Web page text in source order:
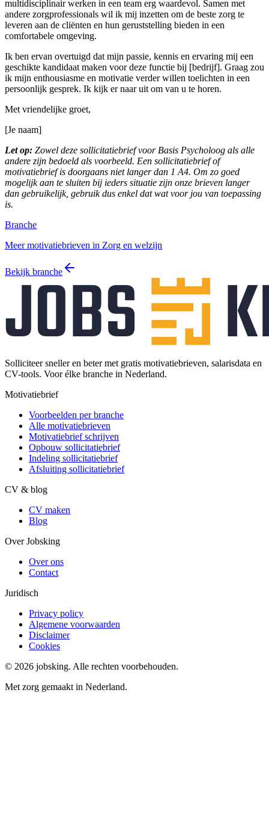
multidisciplinair werken in een team erg waardevol. Samen met
andere zorgprofessionals wil ik mij inzetten om de beste zorg te
leveren aan de cliënten en hun geruststelling bieden in een
comfortabele omgeving.
Ik ben ervan overtuigd dat mijn passie, kennis en ervaring mij een
geschikte kandidaat maken voor deze functie bij [bedrijf]. Graag zou
ik mijn enthousiasme en motivatie verder willen toelichten in een
persoonlijk gesprek. Ik kijk er naar uit om van u te horen.
Met vriendelijke groet,
[Je naam]
Let op: Zowel deze sollicitatiebrief voor Basis Psycholoog als alle
andere zijn bedoeld als voorbeeld. Een sollicitatiebrief of
motivatiebrief is doorgaans niet langer dan 1 A4. Om zo goed
mogelijk aan te sluiten bij ieders situatie zijn onze brieven langer
dan gebruikelijk, gebruik dus enkel dat wat voor jou van toepassing
is.
Branche
Meer motivatiebrieven in Zorg en welzijn
Bekijk branche
Solliciteer sneller en beter met gratis motivatiebrieven, salarisdata en
CV-tools. Voor élke branche in Nederland.
Motivatiebrief
Voorbeelden per branche
Alle motivatiebrieven
Motivatiebrief schrijven
Opbouw sollicitatiebrief
Indeling sollicitatiebrief
Afsluiting sollicitatiebrief
CV & blog
CV maken
Blog
Over Jobsking
Over ons
Contact
Juridisch
Privacy policy
Algemene voorwaarden
Disclaimer
Cookies
© 2026 jobsking. Alle rechten voorbehouden.
Met zorg gemaakt in Nederland.